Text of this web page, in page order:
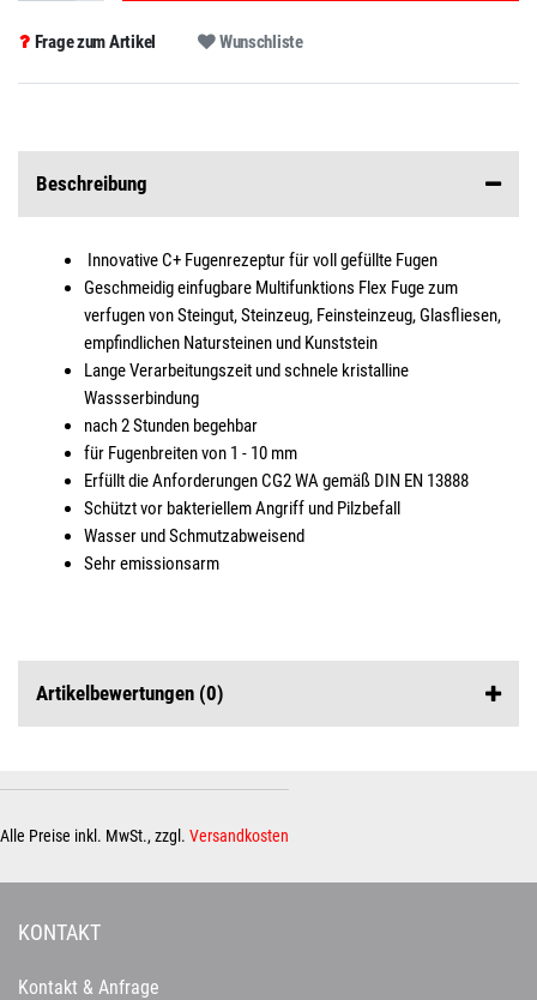
Frage zum Artikel Wunschliste
Beschreibung
Innovative C+ Fugenrezeptur für voll gefüllte Fugen
Geschmeidig einfugbare Multifunktions Flex Fuge zum
verfugen von Steingut, Steinzeug, Feinsteinzeug, Glasfliesen,
empfindlichen Natursteinen und Kunststein
Lange Verarbeitungszeit und schnele kristalline
Wassserbindung
nach 2 Stunden begehbar
für Fugenbreiten von 1 - 10 mm
Erfüllt die Anforderungen CG2 WA gemäß DIN EN 13888
Schützt vor bakteriellem Angriff und Pilzbefall
Wasser und Schmutzabweisend
Sehr emissionsarm
Artikelbewertungen (0)
Alle Preise inkl. MwSt., zzgl. Versandkosten
KONTAKT
Kontakt & Anfrage